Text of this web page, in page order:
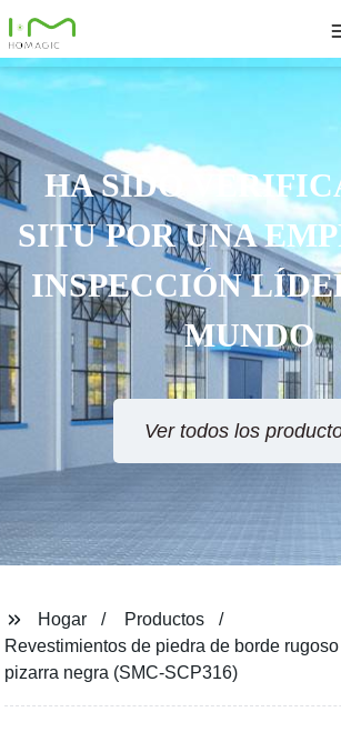
HA SIDO
SITU POR UNA
INSPECCIÓN
MUNDO
Ver todos los
Hogar
Productos
Revestimientos de piedra de borde
pizarra negra (SMC-SCP316)